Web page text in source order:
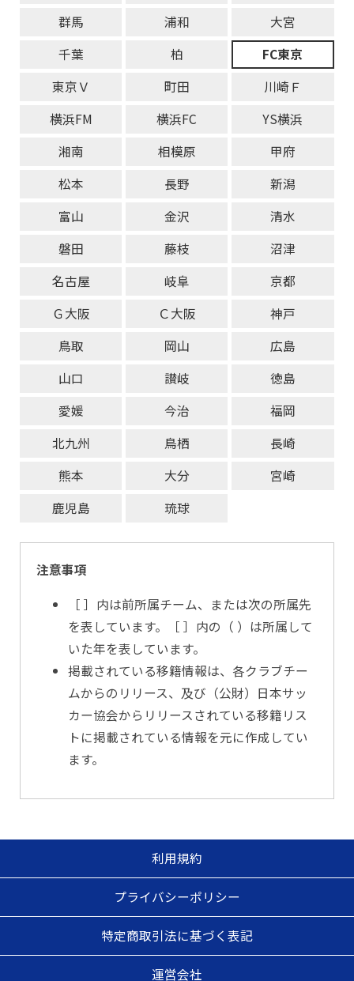
群馬
浦和
大宮
千葉
柏
FC東京
東京Ｖ
町田
川崎Ｆ
横浜FM
横浜FC
YS横浜
湘南
相模原
甲府
松本
長野
新潟
富山
金沢
清水
磐田
藤枝
沼津
名古屋
岐阜
京都
Ｇ大阪
Ｃ大阪
神戸
鳥取
岡山
広島
山口
讃岐
徳島
愛媛
今治
福岡
北九州
鳥栖
長崎
熊本
大分
宮崎
鹿児島
琉球
注意事項
［ ］内は前所属チーム、または次の所属先
を表しています。［ ］内の（ ）は所属して
いた年を表しています。
掲載されている移籍情報は、各クラブチー
ムからのリリース、及び（公財）日本サッ
カー協会からリリースされている移籍リス
トに掲載されている情報を元に作成してい
ます。
利用規約
プライバシーポリシー
特定商取引法に基づく表記
運営会社